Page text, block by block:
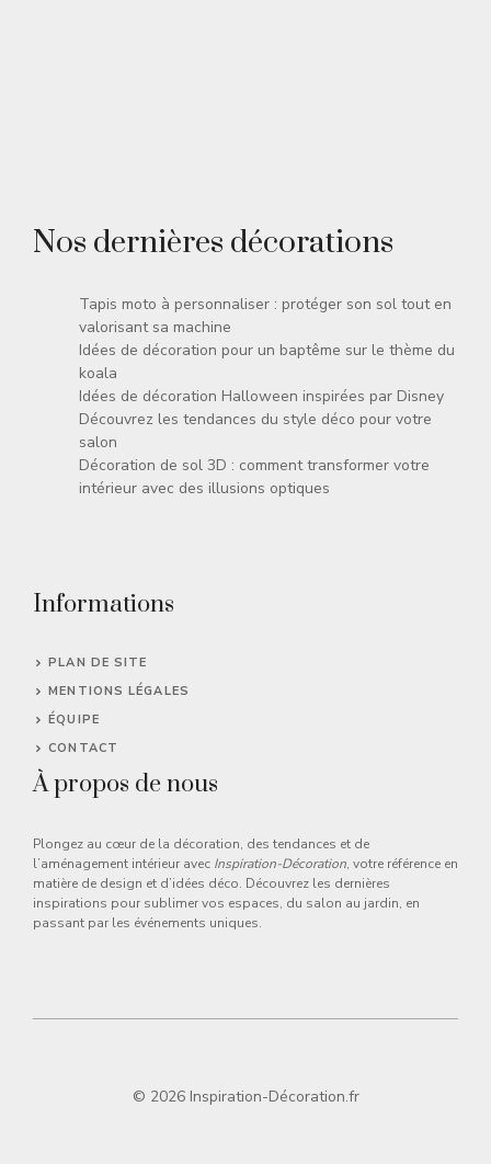
Nos dernières décorations
Tapis moto à personnaliser : protéger son sol tout en
valorisant sa machine
Idées de décoration pour un baptême sur le thème du
koala
Idées de décoration Halloween inspirées par Disney
Découvrez les tendances du style déco pour votre
salon
Décoration de sol 3D : comment transformer votre
intérieur avec des illusions optiques
Informations
PLAN DE SITE
MENTIONS LÉGALES
ÉQUIPE
CONTACT
À propos de nous
Plongez au cœur de la décoration, des tendances et de
l’aménagement intérieur avec Inspiration-Décoration, votre référence en
matière de design et d’idées déco. Découvrez les dernières
inspirations pour sublimer vos espaces, du salon au jardin, en
passant par les événements uniques.
© 2026 Inspiration-Décoration.fr